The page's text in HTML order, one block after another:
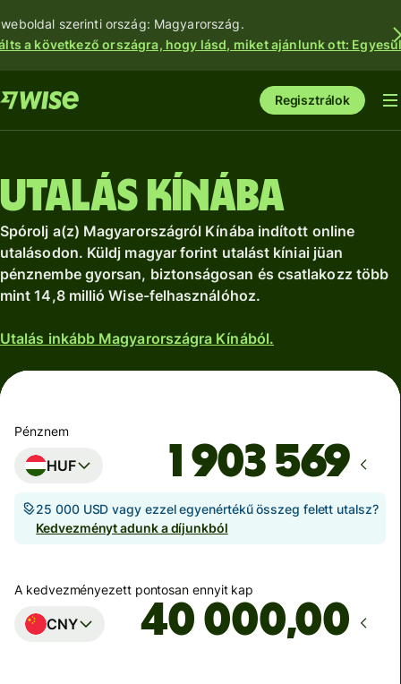
szerinti ország: Magyarország.
a következő országra, hogy lásd, miket ajánlunk ott:
Regisztrálok
Utalás Kínába
Spórolj a(z) Magyarországról Kínába indított online
utalásodon. Küldj magyar forint utalást kíniai jüan
pénznembe gyorsan, biztonságosan és csatlakozz több
mint 14,8 millió Wise-felhasználóhoz.
Utalás inkább Magyarországra Kínából.
Pénznem
HUF
25 000 USD vagy ezzel egyenértékű összeg felett utalsz?
Kedvezményt adunk a díjunkból
A kedvezményezett pontosan ennyit kap
CNY ,00